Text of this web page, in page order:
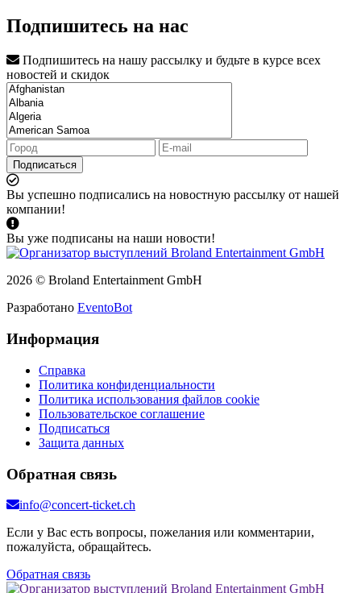
Подпишитесь на нас
Подпишитесь на нашу рассылку и будьте в курсе всех
новостей и скидок
Подписаться
Вы успешно подписались на новостную рассылку от нашей
компании!
Вы уже подписаны на наши новости!
2026 © Broland Entertainment GmbH
Разработано EventoBot
Информация
Справка
Политика конфиденциальности
Политика использования файлов cookie
Пользовательское соглашение
Подписаться
Защита данных
Обратная связь
info@concert-ticket.ch
Если у Вас есть вопросы, пожелания или комментарии,
пожалуйста, обращайтесь.
Обратная связь